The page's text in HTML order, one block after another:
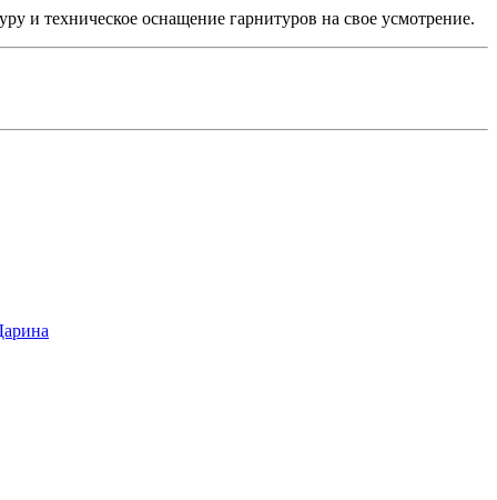
и техническое оснащение гарнитуров на свое усмотрение.